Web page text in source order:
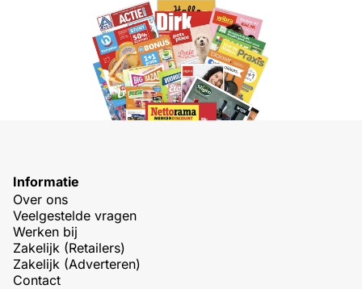
Informatie
Over ons
Veelgestelde vragen
Werken bij
Zakelijk (Retailers)
Zakelijk (Adverteren)
Contact